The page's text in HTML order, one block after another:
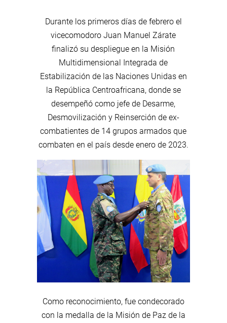
Durante los primeros días de febrero el
vicecomodoro Juan Manuel Zárate
finalizó su despliegue en la Misión
Multidimensional Integrada de
Estabilización de las Naciones Unidas en
la República Centroafricana, donde se
desempeñó como jefe de Desarme,
Desmovilización y Reinserción de ex-
combatientes de 14 grupos armados que
combaten en el país desde enero de 2023.
Como reconocimiento, fue condecorado
con la medalla de la Misión de Paz de la